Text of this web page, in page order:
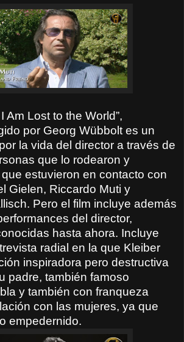
Am Lost to the World”,
por Georg Wübbolt es un
la vida del director a través de
que lo rodearon y
estuvieron en contacto con
Gielen, Riccardo Muti y
Pero el film incluye además
del director,
hasta ahora. Incluye
radial en la que Kleiber
inspiradora pero destructiva
padre, también famoso
y también con franqueza
con las mujeres, ya que
empedernido.